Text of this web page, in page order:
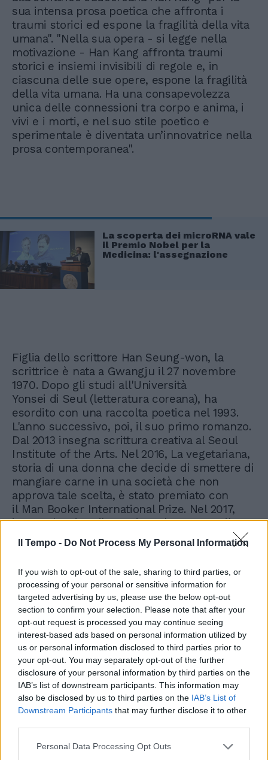
Il Tempo - Do Not Process My Personal Information
If you wish to opt-out of the sale, sharing to third parties, or
processing of your personal or sensitive information for
targeted advertising by us, please use the below opt-out
section to confirm your selection. Please note that after your
opt-out request is processed you may continue seeing
interest-based ads based on personal information utilized by
us or personal information disclosed to third parties prior to
your opt-out. You may separately opt-out of the further
disclosure of your personal information by third parties on the
IAB’s list of downstream participants. This information may
also be disclosed by us to third parties on the IAB’s List of
Downstream Participants that may further disclose it to other
Personal Data Processing Opt Outs
sua intensa prosa poetica che affronta i
traumi storici ed espone la fragilità della vita
umana". "Nella sua opera - si legge nella
motivazione - Han Kang affronta traumi
storici e insiemi invisibili di regole e, in
ciascuna delle sue opere, espone la fragilità
della vita umana. Ha una consapevolezza
unica delle connessioni tra corpo e anima, i
vivi e i morti, e nel suo stile poetico e
sperimentale è diventata un’innovatrice nella
prosa contemporanea".
La scoperta dei microRNA vale
il Premio Nobel per la
Medicina: l'assegnazione
Figlia dello scrittore Han Seung-won, la
scrittrice è nata a Gwangju il 27 novembre
1970. Dopo gli studi all'Università
Yonsei di Seul (letteratura coreana), ha
esordito con una raccolta poetica nel 1993.
L'anno successivo, poi, il suo primo romanzo.
Dal 2013 insegna scrittura creativa al Seoul
Institute of the Arts. Nel 2016, La vegetariana,
storia di una donna che decide di smettere di
mangiare carne in una società che non
approva tale scelta, è stato premiato con
il Man Booker International Prize. Nel 2017,
invece, ha vinto il Premio Malaparte per il
libro Atti umani.